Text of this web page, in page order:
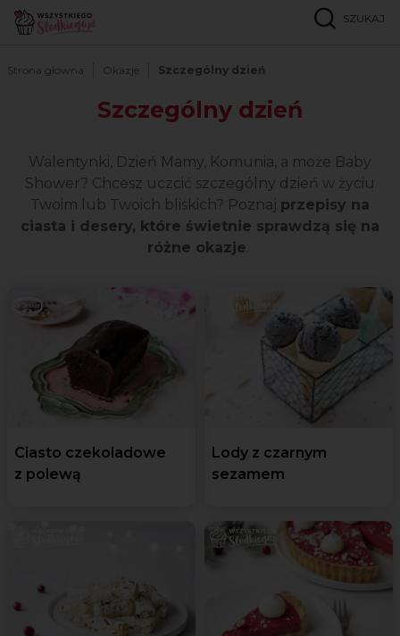
SZUKAJ
Strona główna Okazje Szczególny dzień
Szczególny dzień
Walentynki, Dzień Mamy, Komunia, a może Baby
Shower? Chcesz uczcić szczególny dzień w życiu
Twoim lub Twoich bliskich? Poznaj przepisy na
ciasta i desery, które świetnie sprawdzą się na
różne okazje.
Ciasto czekoladowe
z polewą
Lody z czarnym
sezamem